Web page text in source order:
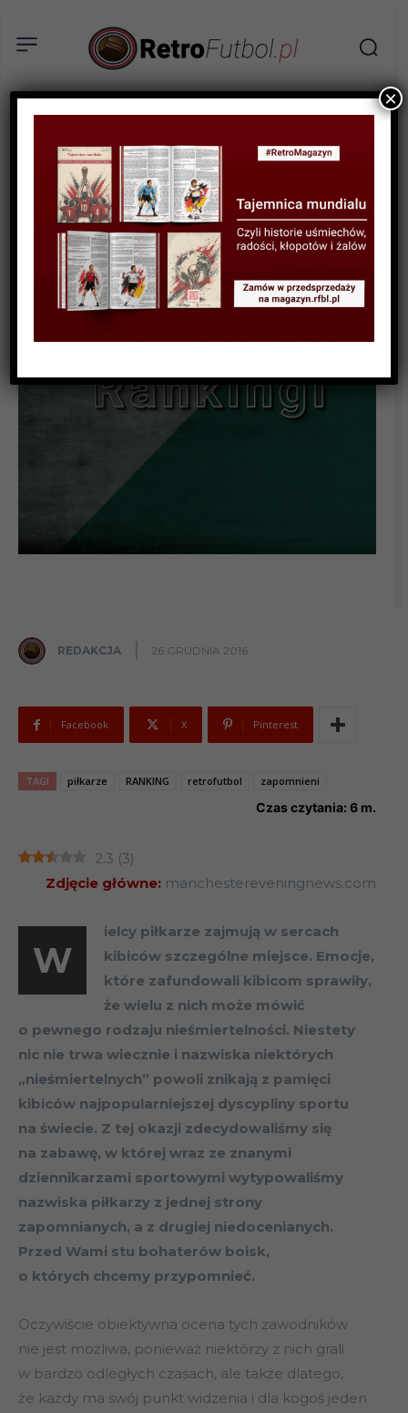
RANKINGI
100 zapomnianych piłkarzy
– część 1
REDAKCJA 26 GRUDNIA 2016
Facebook X Pinterest
TAGI piłkarze RANKING retrofutbol zapomnieni
Czas czytania: 6 m.
2.3 (3)
Zdjęcie główne: manchestereveningnews.com
W
ielcy piłkarze zajmują w sercach
kibiców szczególne miejsce. Emocje,
które zafundowali kibicom sprawiły,
że wielu z nich może mówić
o pewnego rodzaju nieśmiertelności. Niestety
nic nie trwa wiecznie i nazwiska niektórych
„nieśmiertelnych” powoli znikają z pamięci
kibiców najpopularniejszej dyscypliny sportu
na świecie. Z tej okazji zdecydowaliśmy się
na zabawę, w której wraz ze znanymi
dziennikarzami sportowymi wytypowaliśmy
nazwiska piłkarzy z jednej strony
zapomnianych, a z drugiej niedocenianych.
Przed Wami stu bohaterów boisk,
o których chcemy przypomnieć.
Oczywiście obiektywna ocena tych zawodników
nie jest możliwa, ponieważ niektórzy z nich grali
w bardzo odległych czasach, ale także dlatego,
że każdy ma swój punkt widzenia i dla kogoś jeden
×